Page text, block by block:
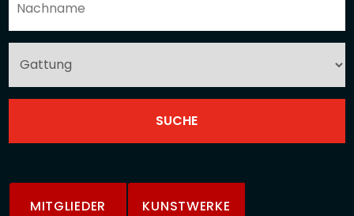
MITGLIEDER KUNSTWERKE